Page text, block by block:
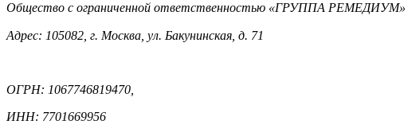
Общество с ограниченной ответственностью «ГРУППА РЕМЕДИУМ»
Адрес: 105082, г. Москва, ул. Бакунинская, д. 71
ОГРН: 1067746819470,
ИНН: 7701669956